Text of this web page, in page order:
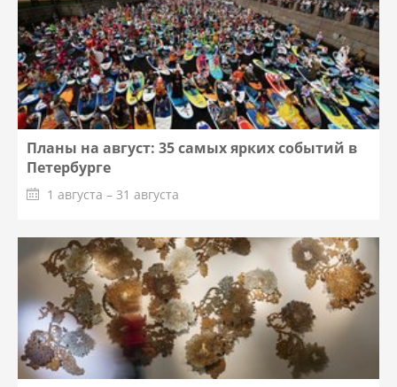
Планы на август: 35 самых ярких событий в
Петербурге
1 августа – 31 августа